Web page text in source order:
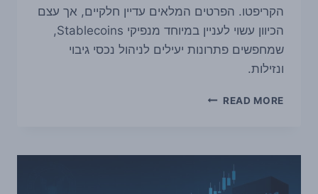
הקריפטו. הפרטים המלאים עדיין חלקיים, אך עצם
הכיוון עשוי לעניין במיוחד מנפיקי Stablecoins,
שמחפשים פתרונות יעילים לניהול נכסי גיבוי
ונזילות.
READ MORE
JPMORGAN
מטוקננת